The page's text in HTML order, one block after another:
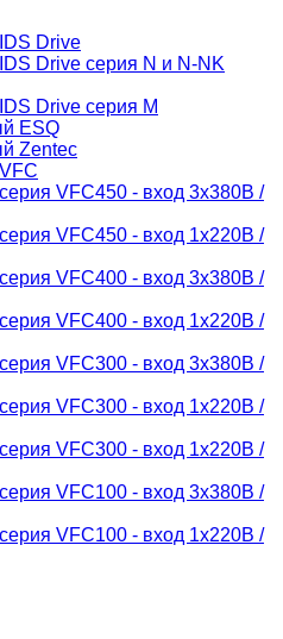
Drive
Drive серия N и N-NK
Drive серия М
ESQ
Zentec
VFC450 - вход 3х380В /
VFC450 - вход 1х220В /
VFC400 - вход 3х380В /
VFC400 - вход 1х220В /
VFC300 - вход 3х380В /
VFC300 - вход 1х220В /
VFC300 - вход 1х220В /
VFC100 - вход 3х380В /
VFC100 - вход 1х220В /